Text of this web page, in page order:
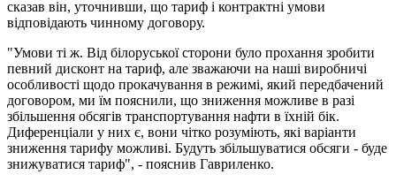
сказав він, уточнивши, що тариф і контрактні умови
відповідають чинному договору.
"Умови ті ж. Від білоруської сторони було прохання зробити
певний дисконт на тариф, але зважаючи на наші виробничі
особливості щодо прокачування в режимі, який передбачений
договором, ми їм пояснили, що зниження можливе в разі
збільшення обсягів транспортування нафти в їхній бік.
Диференціали у них є, вони чітко розуміють, які варіанти
зниження тарифу можливі. Будуть збільшуватися обсяги - буде
знижуватися тариф", - пояснив Гавриленко.